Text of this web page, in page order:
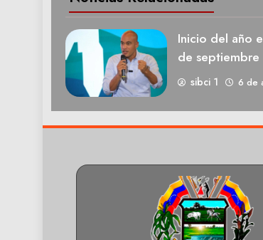
Inicio del año
de septiembre
sibci 1 6 de